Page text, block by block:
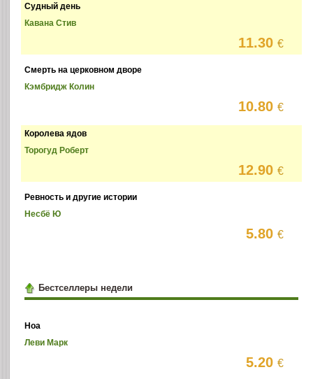
Судный день
Кавана Стив
11.30€
Смерть на церковном дворе
Кэмбридж Колин
10.80€
Королева ядов
Торогуд Роберт
12.90€
Ревность и другие истории
Несбё Ю
5.80€
Бестселлеры недели
Ноа
Леви Марк
5.20€